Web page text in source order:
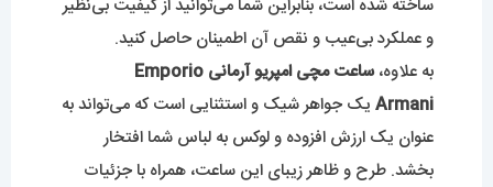
ساخته شده است، بنابراین شما می‌توانید از کیفیت بی‌نظیر
و عملکرد بی‌عیب و نقص آن اطمینان حاصل کنید.
به علاوه،
ساعت مچی امپریو آرمانی Emporio
Armani یک جواهر شیک و استثنایی است که می‌تواند به
عنوان یک ارزش افزوده و لوکس به لباس شما افتخار
بخشد. طرح و ظاهر زیبای این ساعت، همراه با جزئیات